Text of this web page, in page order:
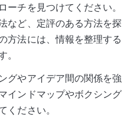
ーチを見つけてください。
など、定評のある方法を探
方法には、情報を整理する
。
グやアイデア間の関係を強
インドマップやボクシング
ください。